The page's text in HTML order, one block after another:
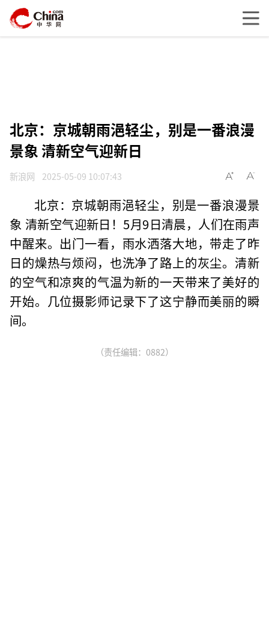
北京：京城朝雨浥轻尘，别是一番浪漫
景象 清新空气迎新日
新浪网 2025-05-09 10:07:43
北京：京城朝雨浥轻尘，别是一番浪漫景
象 清新空气迎新日！5月9日清晨，人们在雨声
中醒来。出门一看，雨水洒落大地，带走了昨
日的燥热与烦闷，也洗净了路上的灰尘。清新
的空气和凉爽的气温为新的一天带来了美好的
开始。几位摄影师记录下了这宁静而美丽的瞬
间。
（责任编辑：0882）